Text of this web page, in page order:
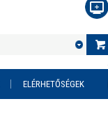
ELÉRHETŐSÉGEK